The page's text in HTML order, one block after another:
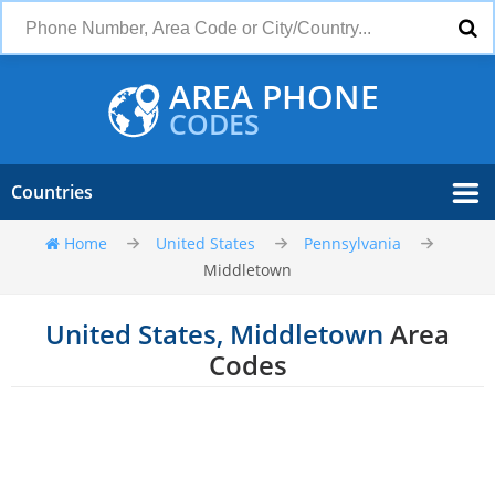
AREA PHONE
CODES
Countries
Home United States
Pennsylvania
Middletown
United States, Middletown Area
Codes